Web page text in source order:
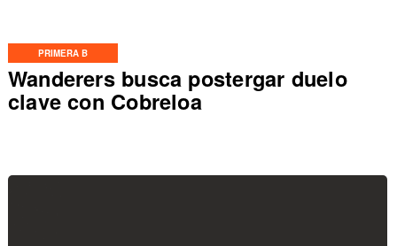
PRIMERA B
Wanderers busca postergar duelo
clave con Cobreloa